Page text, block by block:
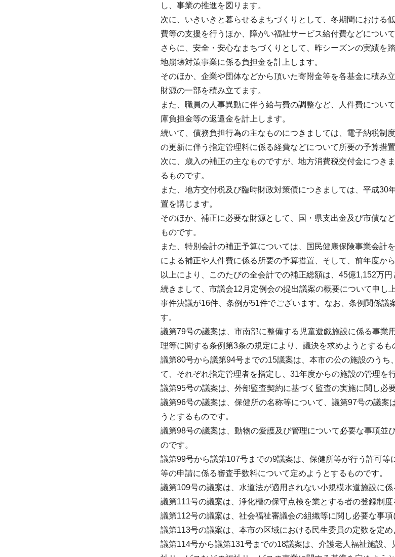
し、事業の推進を図ります。
次に、いきいきと暮らせるまちづくりとして、冬期間における
費等の支援を行うほか、障がい福祉サービス給付費などについ
さらに、安全・安心なまちづくりとして、昨シーズンの実績を
地崩壊対策事業に係る負担金を計上します。
そのほか、企業や団体などから頂いた寄附金等を各基金に積み
財源の一部を積み立てます。
また、職員の人事異動に伴う給与費の調整など、人件費につい
庫負担金等の返還金を計上します。
続いて、債務負担行為の主なものにつきましては、電子納税制
の更新に伴う指定管理料に係る経費などについて所要の予算措置
次に、歳入の補正の主なものですが、地方消費税交付金につき
るものです。
また、地方交付税及び臨時財政対策債につきましては、平成
置を講じます。
そのほか、補正に必要な財源として、国・県支出金及び市債な
ものです。
また、特別会計の補正予算については、国民健康保険事業会計
による補正や人件費に係る所要の予算措置、そして、前年度か
以上により、このたびの全会計での補正総額は、45億1,152万円
続きまして、市議会12月定例会の提出議案の概要について申し上
事件決議が16件、条例が51件でございます。なお、条例関係
す。
議第79号の議案は、市南部に整備する児童遊戯施設に係る事
理等に関する条例第3条の規定により、議決を求めようとするも
議第80号から議第94号までの15議案は、本市の公の施設のう
て、それぞれ指定管理者を指定し、31年度からの施設の管理を
議第95号の議案は、外部監査契約に基づく監査の実施に関し必
議第96号の議案は、保健所の名称等について、議第97号の議
うとするものです。
議第98号の議案は、動物の愛護及び管理について必要な事項並
のです。
議第99号から議第107号までの9議案は、保健所等が行う許可
等の申請に係る審査手数料について定めようとするものです。
議第109号の議案は、水道法が適用されない小規模水道施設に係
議第111号の議案は、浄化槽の保守点検を業とする者の登録制度
議第112号の議案は、社会福祉審議会の組織等に関し必要な事項
議第113号の議案は、本市の区域における民生委員の定数を定め
議第114号から議第131号までの18議案は、介護老人福祉施設